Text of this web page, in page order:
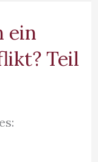
ein
Teil